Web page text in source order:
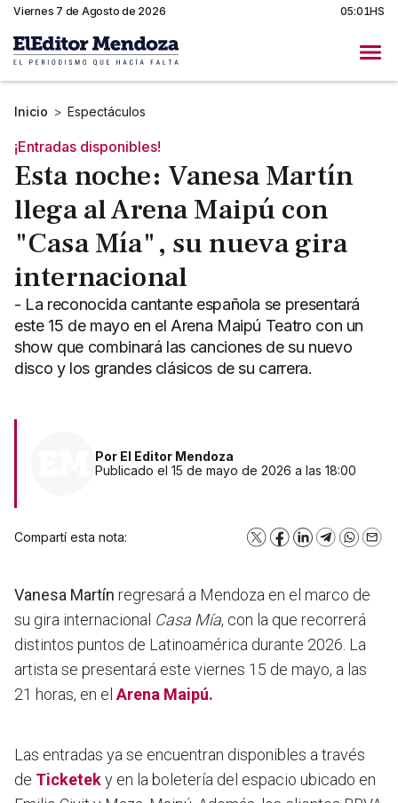
Viernes 7 de Agosto de 2026 05:01HS
Inicio > Espectáculos
¡Entradas disponibles!
Esta noche: Vanesa Martín
llega al Arena Maipú con
"Casa Mía", su nueva gira
internacional
- La reconocida cantante española se presentará
este 15 de mayo en el Arena Maipú Teatro con un
show que combinará las canciones de su nuevo
disco y los grandes clásicos de su carrera.
Por El Editor Mendoza
Publicado el 15 de mayo de 2026 a las 18:00
Compartí esta nota: X Facebook
LinkedInTelegram
Vanesa Martín regresará a Mendoza en el marco de
su gira internacional Casa Mía, con la que recorrerá
distintos puntos de Latinoamérica durante 2026. La
artista se presentará este viernes 15 de mayo, a las
21 horas, en el Arena Maipú.
Las entradas ya se encuentran disponibles a través
de Ticketeky en la boletería del espacio ubicado en